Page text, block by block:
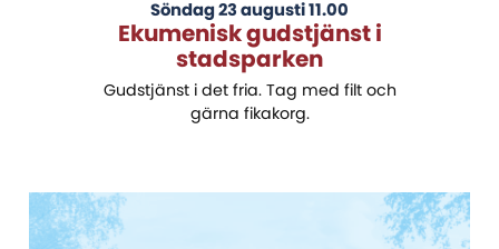
Söndag 23 augusti 11.00
Ekumenisk gudstjänst i
stadsparken
Gudstjänst i det fria. Tag med filt och
gärna fikakorg.